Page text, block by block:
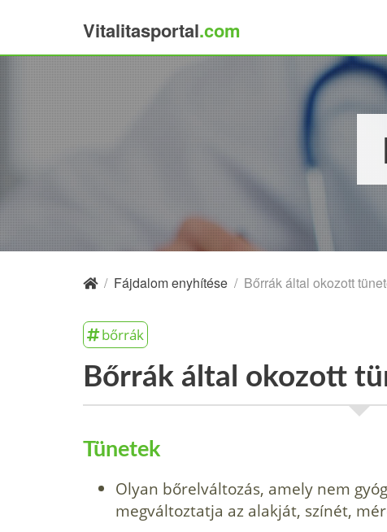
Vitalitasportal.com
/ Fájdalom enyhítése / Bőrrák által okozott
bőrrák
Bőrrák által okozott
Tünetek
Olyan bőrelváltozás, amely nem
megváltoztatja az alakját, színét,
×